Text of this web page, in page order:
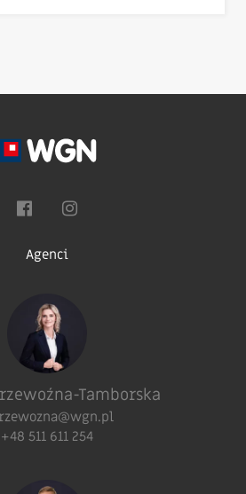
Agenci
Tamborska
+48 511 611 254